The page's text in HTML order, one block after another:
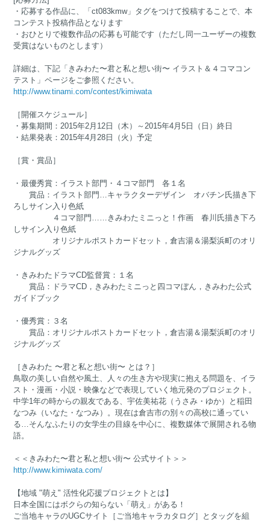
・応募する作品に、「ct083kmw」タグをつけて投稿することで、本
コンテスト投稿作品となります
・おひとりで複数作品の応募も可能です（ただし同一ユーザーの複数
受賞はないものとします）
詳細は、下記「きみわた〜君と私と想い街〜 イラスト＆４コマコン
テスト」ページをご参照ください。
http://www.tinami.com/contest/kimiwata
［開催スケジュール］
・募集期間：2015年2月12日（木）～2015年4月5日（日）終日
・結果発表：2015年4月28日（火）予定
［賞・賞品］
・最優秀賞：イラスト部門・４コマ部門 各１名
賞品：イラスト部門…キャラクターデザイン オバチン氏描き下
ろしサイン入り色紙
４コマ部門……きみわたミニっと！作画 春川氏描き下ろ
しサイン入り色紙
オリジナルポストカードセット，倉吉湯＆湯梨浜町のオリ
ジナルグッズ
・きみわたドラマCD監督賞：１名
賞品：ドラマCD，きみわたミニっと四コマぼん，きみわた公式
ガイドブック
・優秀賞：３名
賞品：オリジナルポストカードセット，倉吉湯＆湯梨浜町のオリ
ジナルグッズ
［きみわた 〜君と私と想い街〜 とは？］
鳥取の美しい自然や風土、人々の生き方や現実に抱える問題を、イラ
スト・漫画・小説・映像などで表現していく地元発のプロジェクト。
中学1年の時からの親友である、宇佐美祐花（うさみ・ゆか）と稲田
なつみ（いなた・なつみ）。現在は倉吉市の別々の高校に通ってい
る…そんなふたりの女学生の目線を中心に、複数媒体で展開される物
語。
＜＜きみわた〜君と私と想い街〜 公式サイト＞＞
http://www.kimiwata.com/
【地域 "萌え" 活性化応援プロジェクトとは】
日本全国にはボクらの知らない「萌え」がある！
ご当地キャラのUGCサイト［ご当地キャラカタログ］とタッグを組